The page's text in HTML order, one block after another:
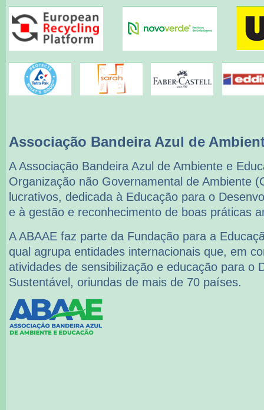
Associação Bandeira Azul de
A Associação Bandeira Azul de Ambiente e
Organização não Governamental de Ambiente
lucrativos, dedicada à Educação para o
e à gestão e reconhecimento de boas práticas
A ABAAE faz parte da Fundação para a
qual agrupa entidades internacionais que, em
atividades de sensibilização e educação para o
Sustentável, oriundas de mais de 70 países.